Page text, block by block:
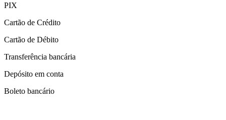
PIX
Cartão de Crédito
Cartão de Débito
Transferência bancária
Depósito em conta
Boleto bancário